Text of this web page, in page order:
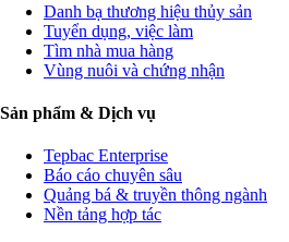
Danh bạ thương hiệu thủy sản
Tuyển dụng, việc làm
Tìm nhà mua hàng
Vùng nuôi và chứng nhận
Sản phẩm & Dịch vụ
Tepbac Enterprise
Báo cáo chuyên sâu
Quảng bá & truyền thông ngành
Nền tảng hợp tác